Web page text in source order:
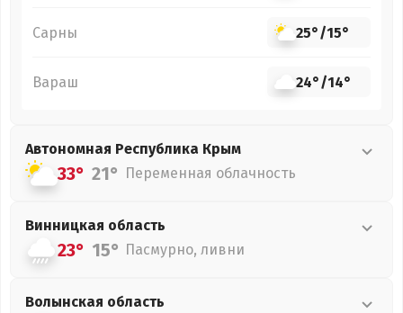
Сарны 25°/15°
Вараш 24°/14°
Автономная Республика Крым
33° 21° Переменная облачность
Винницкая область
23° 15° Пасмурно, ливни
Волынская область